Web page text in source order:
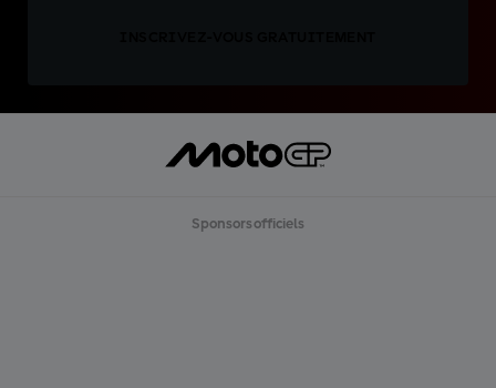
Sponsors officiels